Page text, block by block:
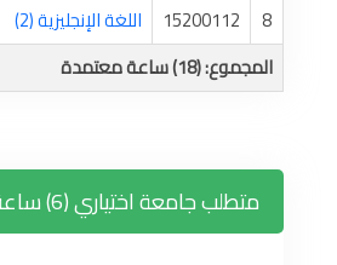
8
15200112 اللغة الإنجليزية (2)
المجموع: (18) ساعة معتمدة
متطلب جامعة اختياري (6) ساعة